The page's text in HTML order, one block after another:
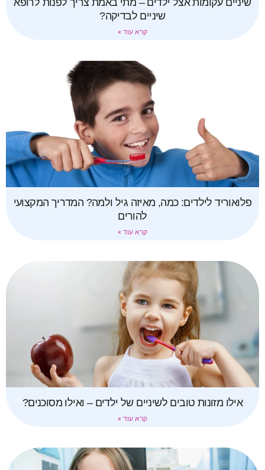
שיניים עקומות אצל ילדים – מתי באמת צריך לפנות לרופא
שיניים לבדיקה?
קרא עוד »
פלואוריד לילדים: כמה, מאיזה גיל ולמה? המדריך המקצועי
להורים
קרא עוד »
אילו מזונות טובים לשיניים של ילדים – ואילו מסוכנים?
קרא עוד »